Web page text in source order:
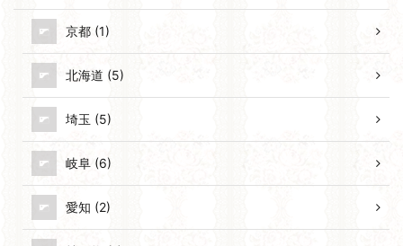
京都 (1)
北海道 (5)
埼玉 (5)
岐阜 (6)
愛知 (2)